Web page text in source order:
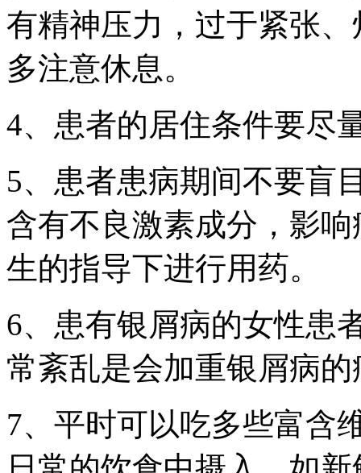
有精神压力，过于紧张
多注意休息。
4、患者的居住条件要尽
5、患者患病期间不要盲
含有不良激素成分，影
生的指导下进行用药。
6、患有银屑病的女性患
常紊乱是会加重银屑病的
7、平时可以吃多些富含